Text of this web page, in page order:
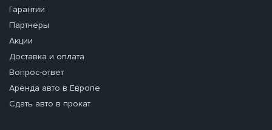
Гарантии
Партнеры
Акции
Доставка и оплата
Вопрос-ответ
Аренда авто в Европе
Сдать авто в прокат